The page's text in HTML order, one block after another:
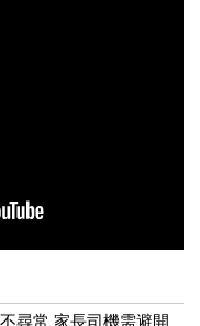
尋常 家長司機需避開